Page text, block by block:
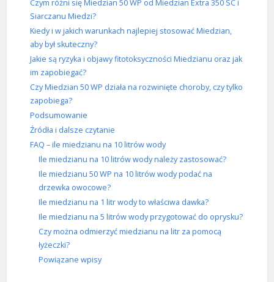
Czym różni się Miedzian 50 WP od Miedzian Extra 350 SC i
Siarczanu Miedzi?
Kiedy i w jakich warunkach najlepiej stosować Miedzian,
aby był skuteczny?
Jakie są ryzyka i objawy fitotoksyczności Miedzianu oraz jak
im zapobiegać?
Czy Miedzian 50 WP działa na rozwinięte choroby, czy tylko
zapobiega?
Podsumowanie
Źródła i dalsze czytanie
FAQ – ile miedzianu na 10 litrów wody
Ile miedzianu na 10 litrów wody należy zastosować?
Ile miedzianu 50 WP na 10 litrów wody podać na
drzewka owocowe?
Ile miedzianu na 1 litr wody to właściwa dawka?
Ile miedzianu na 5 litrów wody przygotować do oprysku?
Czy można odmierzyć miedzianu na litr za pomocą
łyżeczki?
Powiązane wpisy